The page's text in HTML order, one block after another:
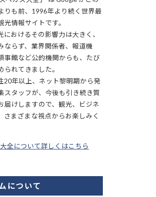
りも前、1996年より続く世界最
光情報サイトです。
におけるその影響力は大きく、
ならず、業界関係者、報道機
事館など公的機関からも、たび
られてきました。
20年以上、ネット黎明期から発
スタッフが、今後も引き続き質
届けしますので、観光、ビジネ
さまざまな視点からお楽しみく
全について詳しくはこちら
について